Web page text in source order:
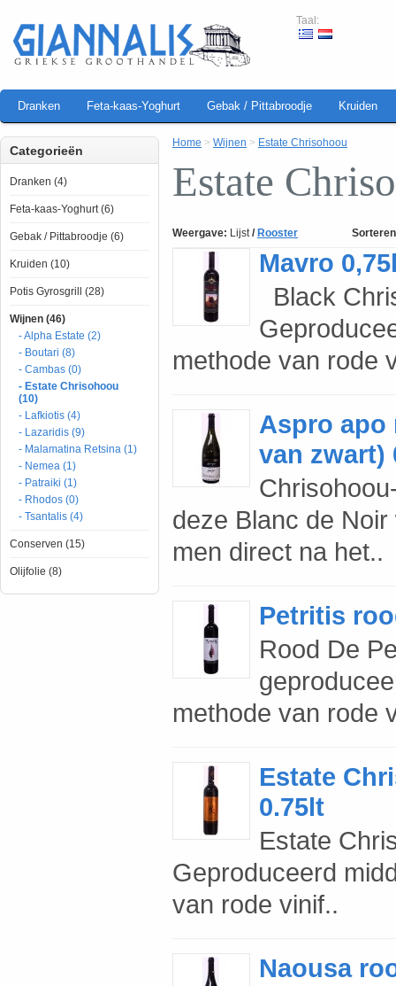
Taal:
Dranken Feta-kaas-Yoghurt Gebak / Pittabroodje Kruiden
Categorieën
Dranken (4)
Feta-kaas-Yoghurt (6)
Gebak / Pittabroodje (6)
Kruiden (10)
Potis Gyrosgrill (28)
Wijnen (46)
- Alpha Estate (2)
- Boutari (8)
- Cambas (0)
- Estate Chrisohoou
(10)
- Lafkiotis (4)
- Lazaridis (9)
- Malamatina Retsina (1)
- Nemea (1)
- Patraiki (1)
- Rhodos (0)
- Tsantalis (4)
Conserven (15)
Olijfolie (8)
Home > Wijnen > Estate Chrisohoou
Estate
Weergave: Lijst/ Rooster
Mavro
Black
methode van rode
Aspro apo
van zwart)
deze Blanc de
men direct na het..
Petritis
Rood De
methode van rode
Estate
0.75lt
Estate
Geproduceerd
van rode vinif..
Naousa